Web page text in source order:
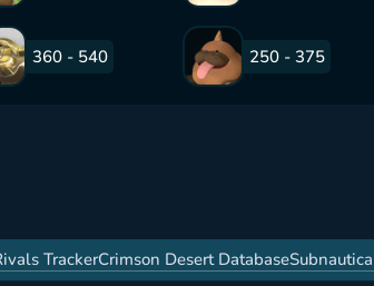
360 - 540 250 - 375
TrackerCrimson Desert Database